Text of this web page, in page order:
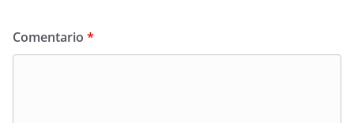
Comentario *